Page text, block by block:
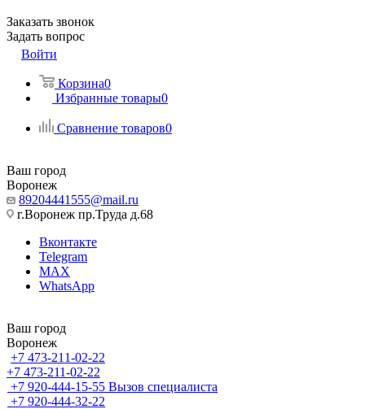
Заказать звонок
Задать вопрос
Войти
Корзина0
Избранные товары0
Сравнение товаров0
Ваш город
Воронеж
89204441555@mail.ru
г.Воронеж пр.Труда д.68
Вконтакте
Telegram
MAX
WhatsApp
Ваш город
Воронеж
+7 473-211-02-22
+7 473-211-02-22
+7 920-444-15-55 Вызов специалиста
+7 920-444-32-22